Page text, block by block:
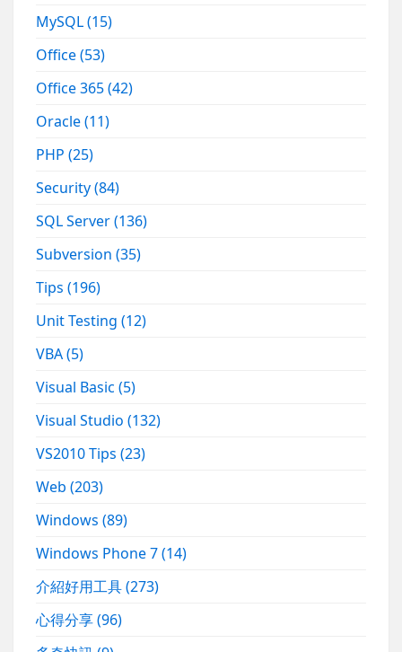
MySQL(15)
Office(53)
Office 365(42)
Oracle(11)
PHP(25)
Security(84)
SQL Server(136)
Subversion(35)
Tips(196)
Unit Testing(12)
VBA(5)
Visual Basic(5)
Visual Studio(132)
VS2010 Tips(23)
Web(203)
Windows(89)
Windows Phone 7(14)
介紹好用工具(273)
心得分享(96)